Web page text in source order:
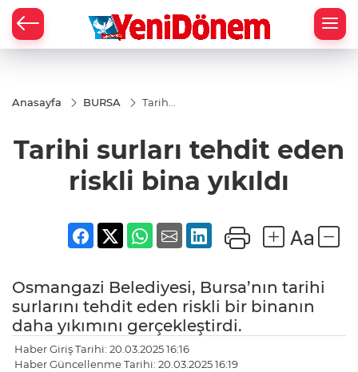
Anasayfa BURSA
Tarihi
eden
riskli
yıkıldı
Tarihi surları tehdit eden
riskli bina yıkıldı
Osmangazi Belediyesi, Bursa’nın tarihi
surlarını tehdit eden riskli bir binanın
daha yıkımını gerçekleştirdi.
Haber Giriş Tarihi: 20.03.2025 16:16
Haber Güncellenme Tarihi: 20.03.2025 16:19